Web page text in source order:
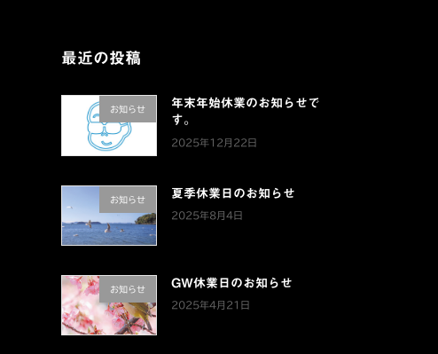
最近の投稿
お知らせ
年末年始休業のお知らせで
す。
2025年12月22日
お知らせ 夏季休業日のお知らせ
2025年8月4日
お知らせ GW休業日のお知らせ
2025年4月21日